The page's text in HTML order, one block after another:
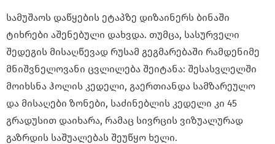
სამუშაოს დაწყების ეტაპზე დიზაინერს ბინაში
ტიხრები აშენებული დახვდა. თუმცა, სასურველი
შედეგის მისაღწევად რუსამ გეგმარებაში რამდენიმე
მნიშვნელოვანი ცვლილება შეიტანა: შესასვლელში
მოიხსნა ჰოლის კედელი, გაერთიანდა სამზარეულო
და მისაღები ზონები, საძინებლის კედელი კი 45
გრადუსით დაიხარა, რამაც სივრცის ვიზუალურად
გაზრდის საშუალებას შეუწყო ხელი.